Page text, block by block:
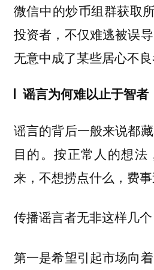
微信中的炒币组群获取
投资者，不仅难逃被误
无意中成了某些居心不良
谣言为何难以止于智者
谣言的背后一般来说都
目的。按正常人的想法
来，不想捞点什么，费
传播谣言者无非这样几个
第一是希望引起市场向